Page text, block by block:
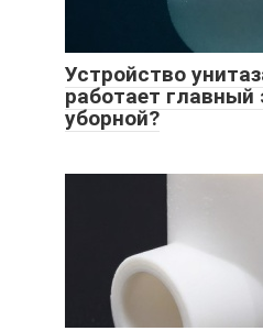
Устройство
работает главный
уборной?